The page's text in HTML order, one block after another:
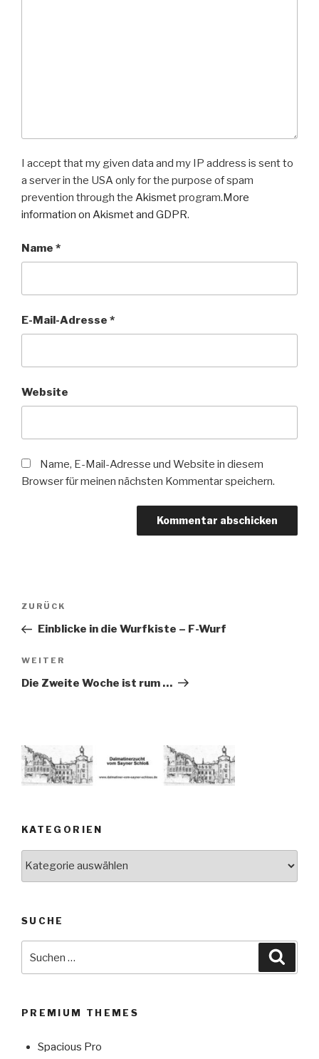
I accept that my given data and my IP address is sent to
a server in the USA only for the purpose of spam
prevention through the Akismetprogram.More
information on Akismet and GDPR.
Name *
E-Mail-Adresse *
Website
Name, E-Mail-Adresse und Website in diesem
Browser für meinen nächsten Kommentar speichern.
Beitragsnavigation
Vorheriger
Beitrag
ZURÜCK
Einblicke in die Wurfkiste – F-Wurf
Nächster
Beitrag
WEITER
Die Zweite Woche ist rum …
KATEGORIEN
SUCHE
nach:
PREMIUM THEMES
Spacious Pro